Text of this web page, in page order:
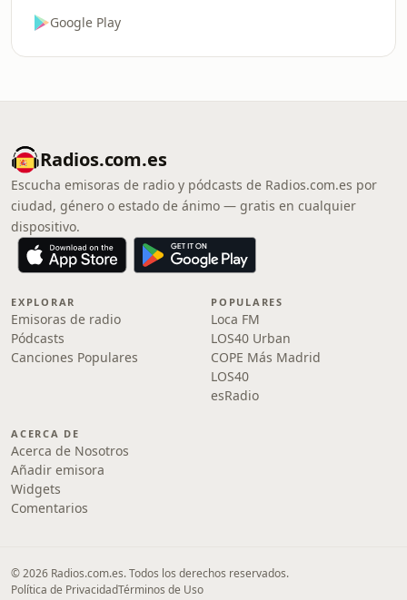
Google Play
Radios.com.es
Escucha emisoras de radio y pódcasts de Radios.com.es por
ciudad, género o estado de ánimo — gratis en cualquier
dispositivo.
EXPLORAR
Emisoras de radio
Pódcasts
Canciones Populares
POPULARES
Loca FM
LOS40 Urban
COPE Más Madrid
LOS40
esRadio
ACERCA DE
Acerca de Nosotros
Añadir emisora
Widgets
Comentarios
© 2026 Radios.com.es. Todos los derechos reservados.
Política de PrivacidadTérminos de Uso